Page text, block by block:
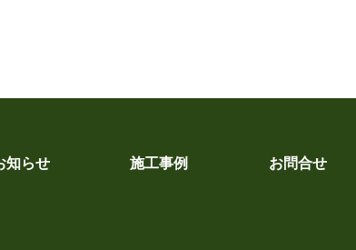
知らせ 施工事例 お問合せ